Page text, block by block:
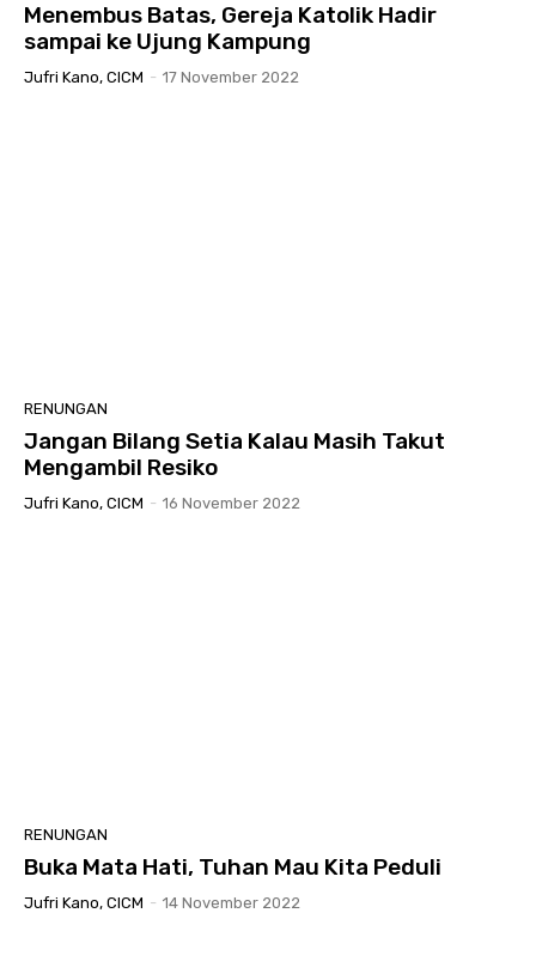
Menembus Batas, Gereja Katolik Hadir
sampai ke Ujung Kampung
Jufri Kano, CICM - 17 November 2022
RENUNGAN
Jangan Bilang Setia Kalau Masih Takut
Mengambil Resiko
Jufri Kano, CICM - 16 November 2022
RENUNGAN
Buka Mata Hati, Tuhan Mau Kita Peduli
Jufri Kano, CICM - 14 November 2022